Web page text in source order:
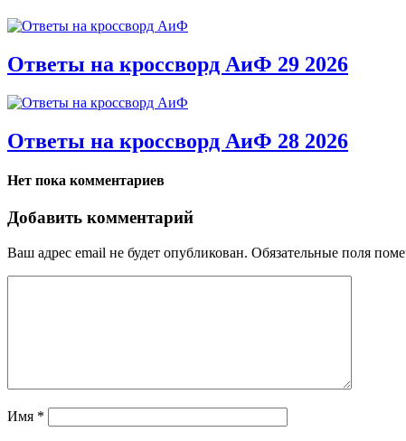
Ответы на кроссворд АиФ 29 2026
Ответы на кроссворд АиФ 28 2026
Нет пока комментариев
Добавить комментарий
Ваш адрес email не будет опубликован. Обязательные поля
Имя *